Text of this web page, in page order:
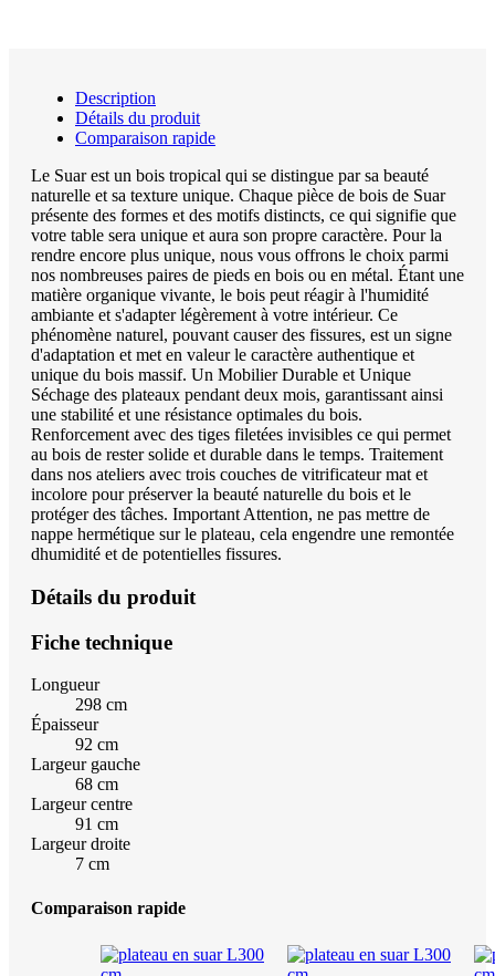
Description
Détails du produit
Comparaison rapide
Le Suar est un bois tropical qui se distingue par sa beauté
naturelle et sa texture unique. Chaque pièce de bois de Suar
présente des formes et des motifs distincts, ce qui signifie que
votre table sera unique et aura son propre caractère. Pour la
rendre encore plus unique, nous vous offrons le choix parmi
nos nombreuses paires de pieds en bois ou en métal. Étant une
matière organique vivante, le bois peut réagir à l'humidité
ambiante et s'adapter légèrement à votre intérieur. Ce
phénomène naturel, pouvant causer des fissures, est un signe
d'adaptation et met en valeur le caractère authentique et
unique du bois massif. Un Mobilier Durable et Unique
Séchage des plateaux pendant deux mois, garantissant ainsi
une stabilité et une résistance optimales du bois.
Renforcement avec des tiges filetées invisibles ce qui permet
au bois de rester solide et durable dans le temps. Traitement
dans nos ateliers avec trois couches de vitrificateur mat et
incolore pour préserver la beauté naturelle du bois et le
protéger des tâches. Important Attention, ne pas mettre de
nappe hermétique sur le plateau, cela engendre une remontée
dhumidité et de potentielles fissures.
Détails du produit
Fiche technique
Longueur
298 cm
Épaisseur
92 cm
Largeur gauche
68 cm
Largeur centre
91 cm
Largeur droite
7 cm
Comparaison rapide